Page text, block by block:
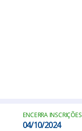
ENCERRA INSCRIÇÕES
04/10/2024